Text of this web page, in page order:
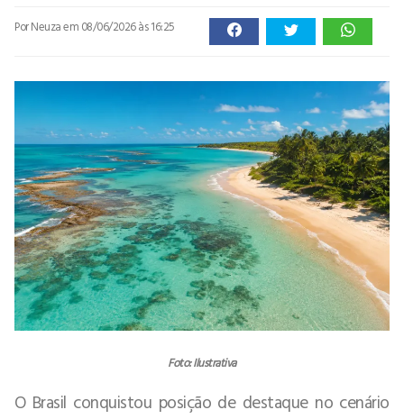
Por Neuzaem 08/06/2026 às 16:25
Foto: Ilustrativa
O Brasil conquistou posição de destaque no cenário